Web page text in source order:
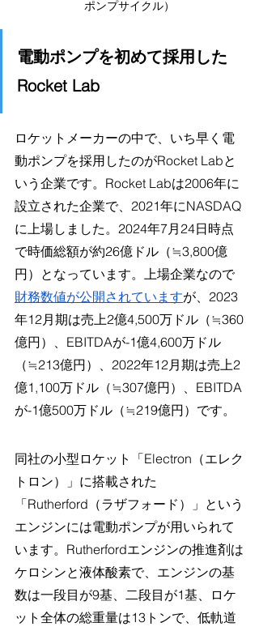
ポンプサイクル）
電動ポンプを初めて採用した
Rocket Lab
ロケットメーカーの中で、いち早く電
動ポンプを採用したのがRocket Labと
いう企業です。Rocket Labは2006年に
設立された企業で、2021年にNASDAQ
に上場しました。2024年7月24日時点
で時価総額が約26億ドル（≒3,800億
円）となっています。上場企業なので
財務数値が公開されていますが、2023
年12月期は売上2億4,500万ドル（≒360
億円）、EBITDAが-1億4,600万ドル
（≒213億円）、2022年12月期は売上2
億1,100万ドル（≒307億円）、EBITDA
が-1億500万ドル（≒219億円）です。
同社の小型ロケット「Electron（エレク
トロン）」に搭載された
「Rutherford（ラザフォード）」という
エンジンには電動ポンプが用いられて
います。Rutherfordエンジンの推進剤は
ケロシンと液体酸素で、エンジンの基
数は一段目が9基、二段目が1基、ロケ
ット全体の総重量は13トンで、低軌道